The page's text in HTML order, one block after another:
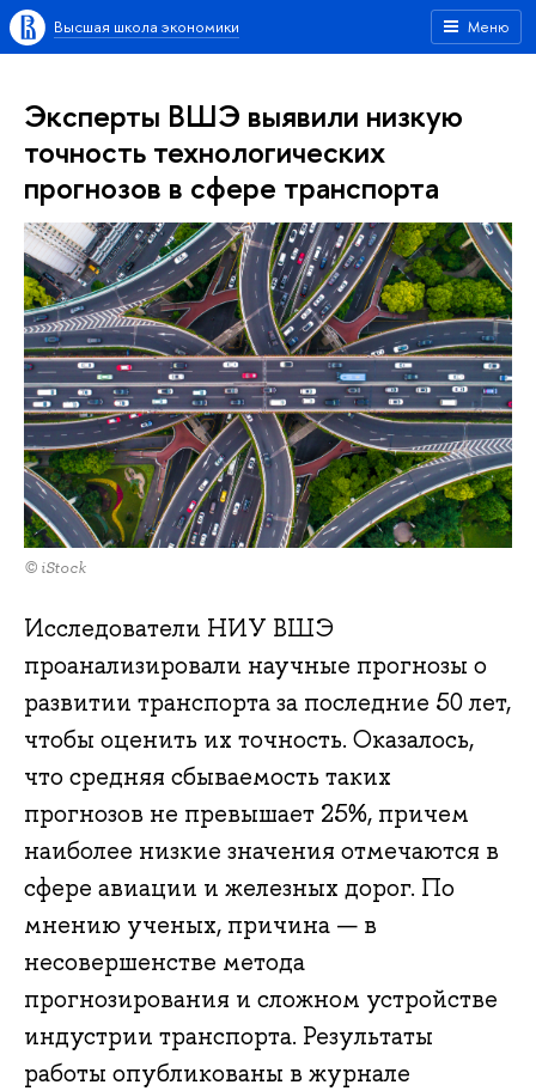
Меню
Высшая школа экономики
Эксперты ВШЭ выявили низкую
точность технологических
прогнозов в сфере транспорта
© iStock
Исследователи НИУ ВШЭ
проанализировали научные прогнозы о
развитии транспорта за последние 50 лет,
чтобы оценить их точность. Оказалось,
что средняя сбываемость таких
прогнозов не превышает 25%, причем
наиболее низкие значения отмечаются в
сфере авиации и железных дорог. По
мнению ученых, причина — в
несовершенстве метода
прогнозирования и сложном устройстве
индустрии транспорта. Результаты
работы опубликованы в журнале